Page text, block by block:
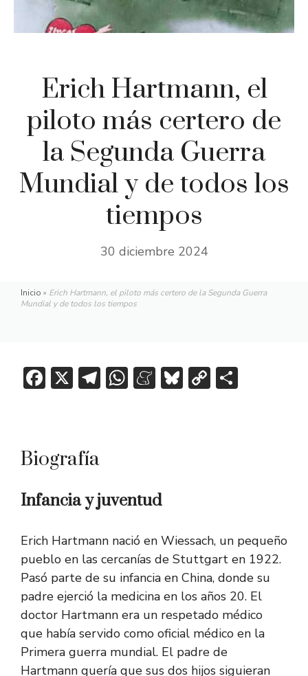
Erich Hartmann, el
piloto más certero de
la Segunda Guerra
Mundial y de todos los
tiempos
30 diciembre 2024
Inicio » Erich Hartmann, el piloto más certero de la Segunda Guerra
Mundial y de todos los tiempos
F
o
X T W
p
p
M
m
e
Bl C
Biografía
Infancia y juventud
Erich Hartmann nació en Wiessach, un pequeño
pueblo en las cercanías de Stuttgart en 1922.
Pasó parte de su infancia en China, donde su
padre ejerció la medicina en los años 20. El
doctor Hartmann era un respetado médico
que había servido como oficial médico en la
Primera guerra mundial. El padre de
Hartmann quería que sus dos hijos siguieran